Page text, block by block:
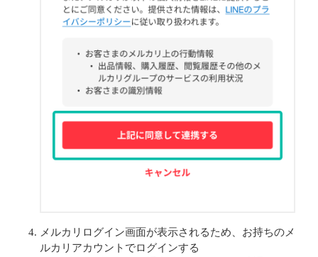
メルカリログイン画面が表示されるため、お持ちのメ
ルカリアカウントでログインする